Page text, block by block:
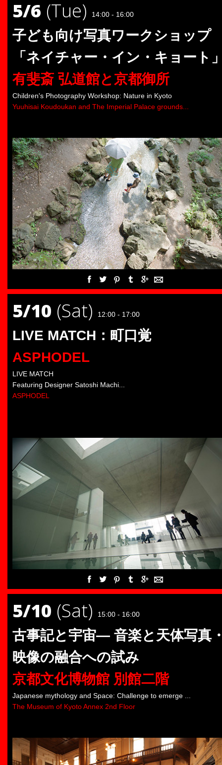
5/6 (Tue) 14:00 - 16:00
子ども向け写真ワークショップ
「ネイチャー・イン・キョート
有斐斎 弘道館と京都御所
Children's Photography Workshop: Nature in Kyoto
Yuuhisai Koudoukan and The Imperial Palace grounds...
5/10 (Sat) 12:00 - 17:00
LIVE MATCH：町口覚
ASPHODEL
LIVE MATCH
Featuring Designer Satoshi Machi...
ASPHODEL
5/10 (Sat) 15:00 - 16:00
古事記と宇宙— 音楽と天体写真
映像の融合への試み
京都文化博物館 別館二階
Japanese mythology and Space: Challenge to emerge ...
The Museum of Kyoto Annex 2nd Floor